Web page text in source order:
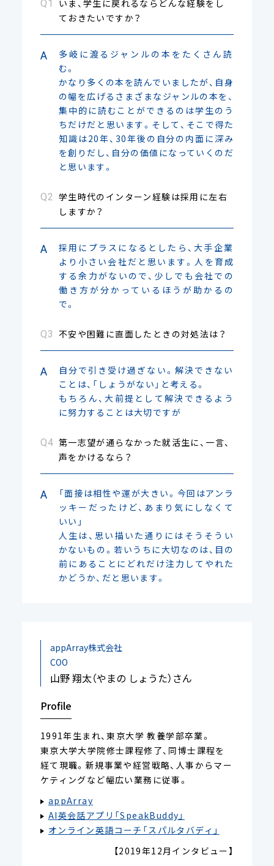
いま、学生に戻れるならどんな経験をし
ておきたいですか？
多岐に渡るジャンルの本をたくさん読
む。
かなり多くの本を読んでいましたが、自身
の幅を広げるさまざまなジャンルの本を、
集中的に読むことができるのは学生のう
ちだけだと思います。そして、そこで得た
知識は20年、30年後の自分の内面に深み
を創りだし、自分の価値になっていくのだ
と思います。
学生時代のインターン経験は採用に左右
しますか？
採用にプラスになるとしたら、大手企業
より小さい会社だと思います。人を育成
する余力がないので、少しでも会社での
働き方が分かっているほうが助かるの
で。
不安や困難に直面したときの対処法は？
自分で引き受け過ぎない。解決できない
ことは、「しょうがない」と考える。
もちろん、大前提として解決できるよう
に努力することは大切ですが
第一志望が通らなかった就活生に、一言、
声をかけるなら？
「面接は相性や運が大きい。今回はアンラ
ッキーだったけど、あまり気にしなくて
いい」
人生は、思い描いた通りにはそうそうい
かないもの。若いうちに大切なのは、目の
前にあることにどれだけ注力してやれた
かどうか、だと思います。
appArray株式会社
COO
山野 翔太（やまの しょうた）さん
Profile
1991年生まれ、東京大学 教養学部卒業。
東京大学大学院修士課程修了、同博士課程を
経て現職。新規事業や経営戦略、人事からマー
ケティングなど幅広い業務に従事。
appArray
AI英会話アプリ「SpeakBuddy」
オンライン英語コーチ「スパルタバディ」
【2019年12月インタビュー】